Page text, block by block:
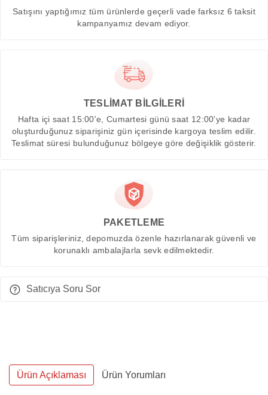
Satışını yaptığımız tüm ürünlerde geçerli vade farksız 6 taksit
kampanyamız devam ediyor.
TESLİMAT BİLGİLERİ
Hafta içi saat 15:00'e, Cumartesi günü saat 12:00'ye kadar
oluşturduğunuz siparişiniz gün içerisinde kargoya teslim edilir.
Teslimat süresi bulunduğunuz bölgeye göre değişiklik gösterir.
PAKETLEME
Tüm siparişleriniz, depomuzda özenle hazırlanarak güvenli ve
korunaklı ambalajlarla sevk edilmektedir.
Satıcıya Soru Sor
Ürün Açıklaması Ürün Yorumları